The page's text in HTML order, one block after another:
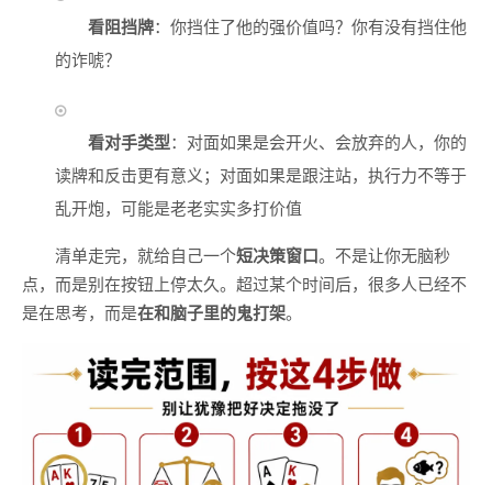
看阻挡牌：你挡住了他的强价值吗？你有没有挡住他
的诈唬？
看对手类型：对面如果是会开火、会放弃的人，你的
读牌和反击更有意义；对面如果是跟注站，执行力不等于
乱开炮，可能是老老实实多打价值
清单走完，就给自己一个短决策窗口。不是让你无脑秒
点，而是别在按钮上停太久。超过某个时间后，很多人已经不
是在思考，而是在和脑子里的鬼打架。